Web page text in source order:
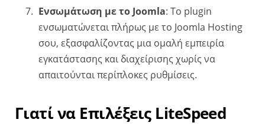
Ενσωμάτωση με το Joomla: Το plugin
ενσωματώνεται πλήρως με το Joomla Hosting
σου, εξασφαλίζοντας μια ομαλή εμπειρία
εγκατάστασης και διαχείρισης χωρίς να
απαιτούνται περίπλοκες ρυθμίσεις.
Γιατί να Επιλέξεις LiteSpeed